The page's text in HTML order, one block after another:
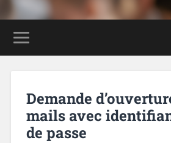
Demande
mails avec
de passe